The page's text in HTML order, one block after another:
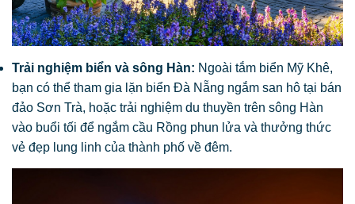
Trải nghiệm biển và sông Hàn: Ngoài tắm biển Mỹ Khê,
bạn có thể tham gia lặn biển Đà Nẵng ngắm san hô tại bán
đảo Sơn Trà, hoặc trải nghiệm du thuyền trên sông Hàn
vào buổi tối để ngắm cầu Rồng phun lửa và thưởng thức
vẻ đẹp lung linh của thành phố về đêm.